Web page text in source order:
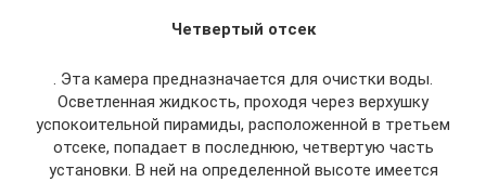
Четвертый отсек
. Эта камера предназначается для очистки воды.
Осветленная жидкость, проходя через верхушку
успокоительной пирамиды, расположенной в третьем
отсеке, попадает в последнюю, четвертую часть
установки. В ней на определенной высоте имеется